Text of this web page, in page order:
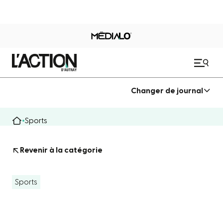
Changer de journal
Sports
Revenir à la catégorie
Sports